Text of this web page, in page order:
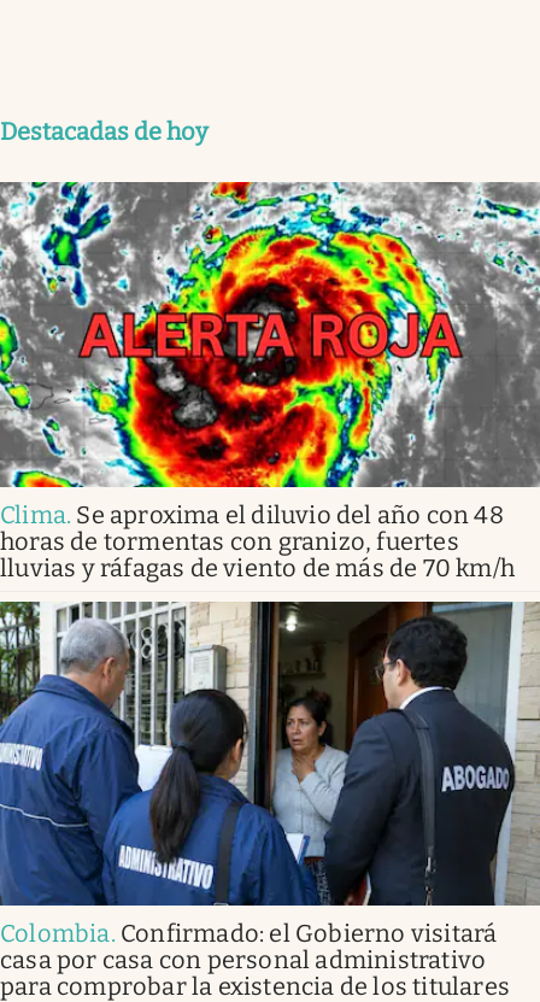
Destacadas de hoy
Clima. Se aproxima el diluvio del año con 48
horas de tormentas con granizo, fuertes
lluvias y ráfagas de viento de más de 70 km/h
Colombia. Confirmado: el Gobierno visitará
casa por casa con personal administrativo
para comprobar la existencia de los titulares